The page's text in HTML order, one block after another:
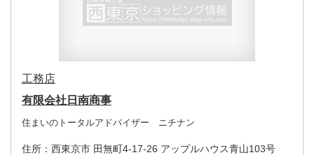
工務店
有限会社日南商事
住まいのトータルアドバイザー ニチナン
住所： 西東京市 田無町4-17-26 アップルハウス青山103号